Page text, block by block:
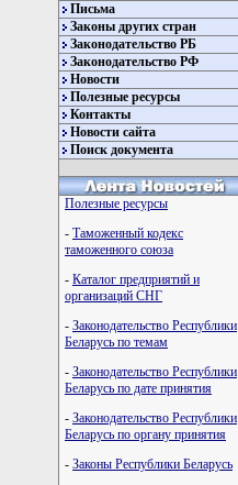
Письма
Законы других стран
Законодательство РБ
Законодательство РФ
Новости
Полезные ресурсы
Контакты
Новости сайта
Поиск документа
Полезные ресурсы
- Таможенный кодекс
таможенного союза
- Каталог предприятий и
организаций СНГ
- Законодательство Республики
Беларусь по темам
- Законодательство Республики
Беларусь по дате принятия
- Законодательство Республики
Беларусь по органу принятия
- Законы Республики Беларусь